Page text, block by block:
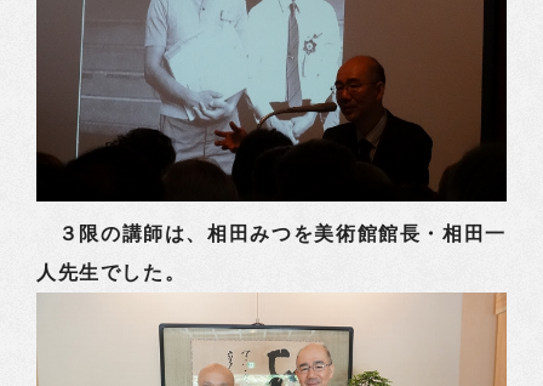
３限の講師は、相田みつを美術館館長・相田一
人先生でした。